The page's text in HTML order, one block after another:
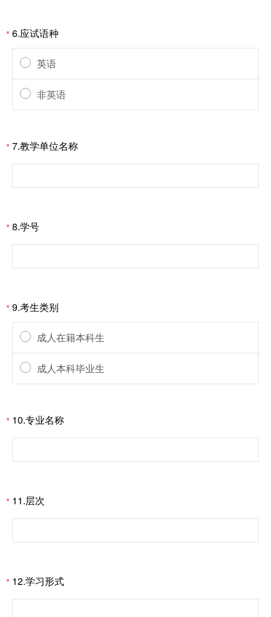
*6.应试语种
英语
非英语
*7.教学单位名称
*8.学号
*9.考生类别
成人在籍本科生
成人本科毕业生
* 10.专业名称
* 11.层次
* 12.学习形式